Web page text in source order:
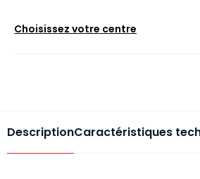
Choisissez votre centre
DescriptionCaractéristiques